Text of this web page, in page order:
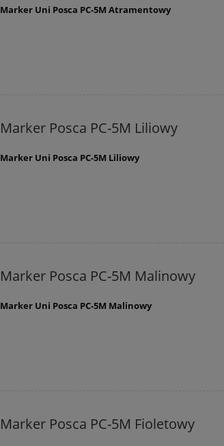
Marker Uni Posca PC-5M Atramentowy
Marker Posca PC-5M Liliowy
Marker Uni Posca PC-5M Liliowy
Marker Posca PC-5M Malinowy
Marker Uni Posca PC-5M Malinowy
Marker Posca PC-5M Fioletowy